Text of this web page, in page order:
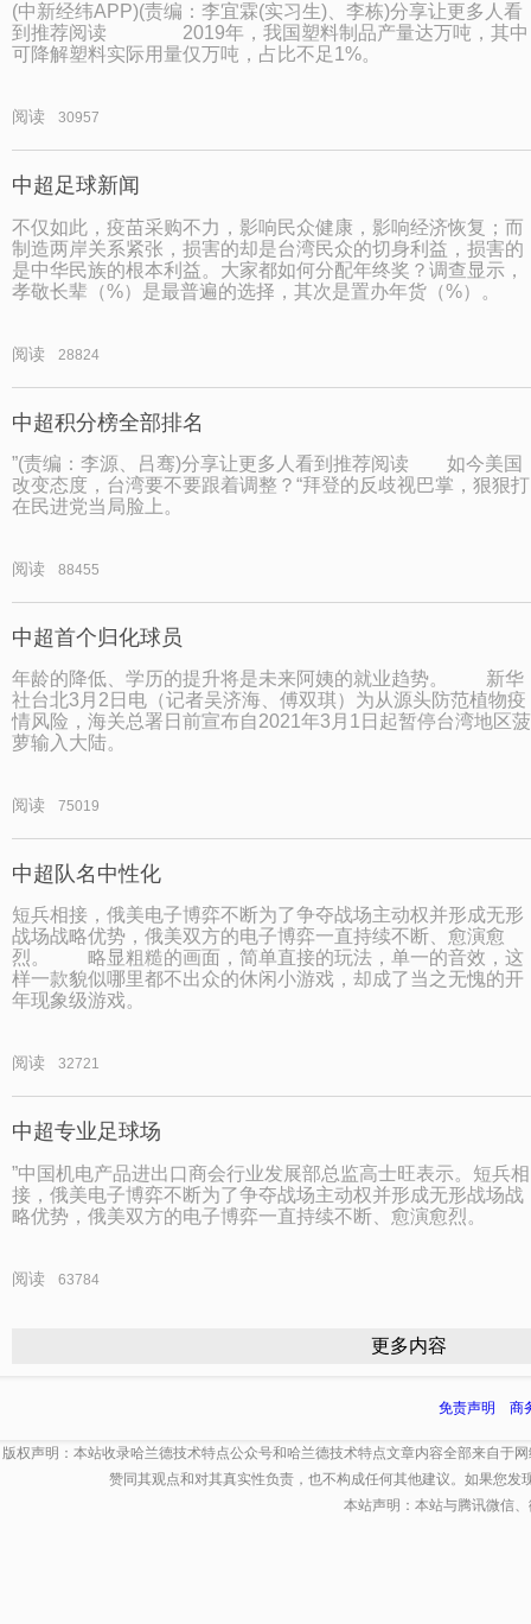
(中新经纬APP)(责编：李宜霖(实习生)、李栋)分享让更多人看
到推荐阅读 2019年，我国塑料制品产量达万吨，其中
可降解塑料实际用量仅万吨，占比不足1%。
阅读 30957
中超足球新闻
不仅如此，疫苗采购不力，影响民众健康，影响经济恢复；而
制造两岸关系紧张，损害的却是台湾民众的切身利益，损害的
是中华民族的根本利益。大家都如何分配年终奖？调查显示，
孝敬长辈（%）是最普遍的选择，其次是置办年货（%）。
阅读 28824
中超积分榜全部排名
”(责编：李源、吕骞)分享让更多人看到推荐阅读 如今美国
改变态度，台湾要不要跟着调整？“拜登的反歧视巴掌，狠狠打
在民进党当局脸上。
阅读 88455
中超首个归化球员
年龄的降低、学历的提升将是未来阿姨的就业趋势。 新华
社台北3月2日电（记者吴济海、傅双琪）为从源头防范植物疫
情风险，海关总署日前宣布自2021年3月1日起暂停台湾地区菠
萝输入大陆。
阅读 75019
中超队名中性化
短兵相接，俄美电子博弈不断为了争夺战场主动权并形成无形
战场战略优势，俄美双方的电子博弈一直持续不断、愈演愈
烈。 略显粗糙的画面，简单直接的玩法，单一的音效，这
样一款貌似哪里都不出众的休闲小游戏，却成了当之无愧的开
年现象级游戏。
阅读 32721
中超专业足球场
”中国机电产品进出口商会行业发展部总监高士旺表示。短兵相
接，俄美电子博弈不断为了争夺战场主动权并形成无形战场战
略优势，俄美双方的电子博弈一直持续不断、愈演愈烈。
阅读 63784
更多内容
免责声明 商
版权声明：本站收录哈兰德技术特点公众号和哈兰德技术特点文章内容全部来自于
赞同其观点和对其真实性负责，也不构成任何其他建议。如果您
本站声明：本站与腾讯微信